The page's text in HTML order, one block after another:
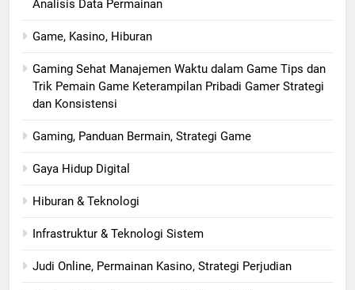
Analisis Data Permainan
Game, Kasino, Hiburan
Gaming Sehat Manajemen Waktu dalam Game Tips dan
Trik Pemain Game Keterampilan Pribadi Gamer Strategi
dan Konsistensi
Gaming, Panduan Bermain, Strategi Game
Gaya Hidup Digital
Hiburan & Teknologi
Infrastruktur & Teknologi Sistem
Judi Online, Permainan Kasino, Strategi Perjudian